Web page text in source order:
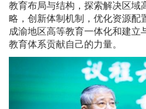
教育布局与结构，探索解决区域
略，创新体制机制，优化资源配
成渝地区高等教育一体化和建立
教育体系贡献自己的力量。